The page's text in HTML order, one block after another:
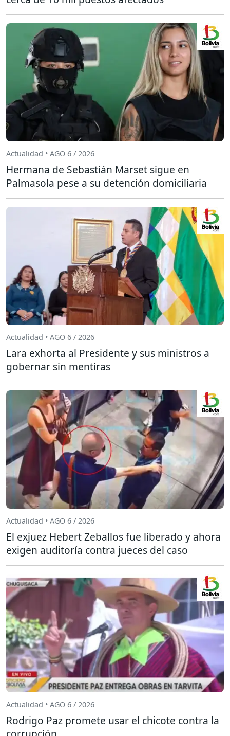
Actualidad • AGO 6 / 2026
Hermana de Sebastián Marset sigue en
Palmasola pese a su detención domiciliaria
Actualidad • AGO 6 / 2026
Lara exhorta al Presidente y sus ministros a
gobernar sin mentiras
Actualidad • AGO 6 / 2026
El exjuez Hebert Zeballos fue liberado y ahora
exigen auditoría contra jueces del caso
Actualidad • AGO 6 / 2026
Rodrigo Paz promete usar el chicote contra la